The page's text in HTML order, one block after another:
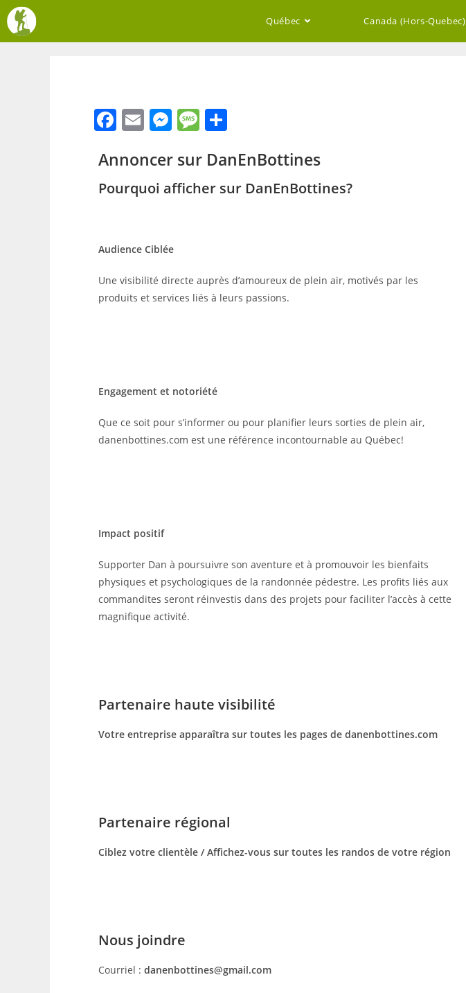
Québec Canada (Hors-Quebec)
F
c
e
o
k
E
ai
l
M
ss
e
er
M
ss
a
ar
e
Annoncer sur DanEnBottines
Pourquoi afficher sur DanEnBottines?
Audience Ciblée
Une visibilité directe auprès d’amoureux de plein air, motivés par les
produits et services liés à leurs passions.
Engagement et notoriété
Que ce soit pour s’informer ou pour planifier leurs sorties de plein air,
danenbottines.com est une référence incontournable au Québec!
Impact positif
Supporter Dan à poursuivre son aventure et à promouvoir les bienfaits
physiques et psychologiques de la randonnée pédestre. Les profits liés aux
commandites seront réinvestis dans des projets pour faciliter l’accès à cette
magnifique activité.
Partenaire haute visibilité
Votre entreprise apparaîtra sur toutes les pages de danenbottines.com
Partenaire régional
Ciblez votre clientèle / Affichez-vous sur toutes les randos de votre région
Nous joindre
Courriel : danenbottines@gmail.com